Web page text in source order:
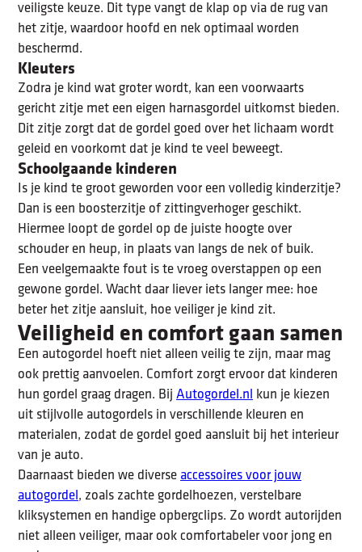
veiligste keuze. Dit type vangt de klap op via de rug van
het zitje, waardoor hoofd en nek optimaal worden
beschermd.
Kleuters
Zodra je kind wat groter wordt, kan een voorwaarts
gericht zitje met een eigen harnasgordel uitkomst bieden.
Dit zitje zorgt dat de gordel goed over het lichaam wordt
geleid en voorkomt dat je kind te veel beweegt.
Schoolgaande kinderen
Is je kind te groot geworden voor een volledig kinderzitje?
Dan is een boosterzitje of zittingverhoger geschikt.
Hiermee loopt de gordel op de juiste hoogte over
schouder en heup, in plaats van langs de nek of buik.
Een veelgemaakte fout is te vroeg overstappen op een
gewone gordel. Wacht daar liever iets langer mee: hoe
beter het zitje aansluit, hoe veiliger je kind zit.
Veiligheid en comfort gaan samen
Een autogordel hoeft niet alleen veilig te zijn, maar mag
ook prettig aanvoelen. Comfort zorgt ervoor dat kinderen
hun gordel graag dragen. Bij Autogordel.nl kun je kiezen
uit stijlvolle autogordels in verschillende kleuren en
materialen, zodat de gordel goed aansluit bij het interieur
van je auto.
Daarnaast bieden we diverse accessoires voor jouw
autogordel, zoals zachte gordelhoezen, verstelbare
kliksystemen en handige opbergclips. Zo wordt autorijden
niet alleen veiliger, maar ook comfortabeler voor jong en